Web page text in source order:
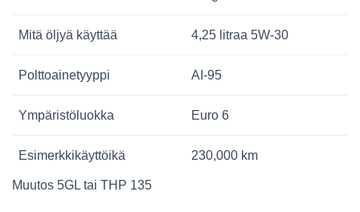
Mitä öljyä käyttää 4,25 litraa 5W-30
Polttoainetyyppi AI-95
Ympäristöluokka Euro 6
Esimerkkikäyttöikä 230,000 km
Muutos 5GL tai THP 135